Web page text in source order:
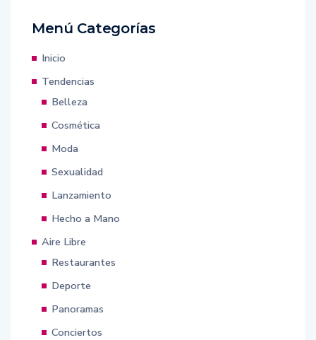
Menú Categorías
Inicio
Tendencias
Belleza
Cosmética
Moda
Sexualidad
Lanzamiento
Hecho a Mano
Aire Libre
Restaurantes
Deporte
Panoramas
Conciertos